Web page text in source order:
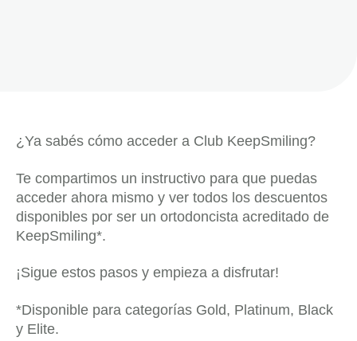
¿Ya sabés cómo acceder a Club KeepSmiling?
Te compartimos un instructivo para que puedas
acceder ahora mismo y ver todos los descuentos
disponibles por ser un ortodoncista acreditado de
KeepSmiling*.
¡Sigue estos pasos y empieza a disfrutar!
*Disponible para categorías Gold, Platinum, Black
y Elite.